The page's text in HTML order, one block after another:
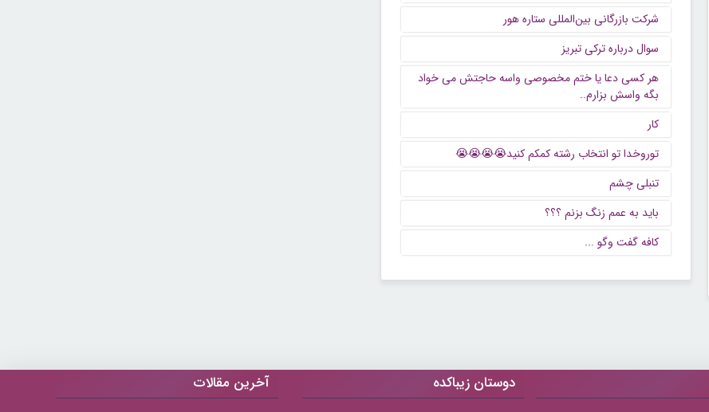
شرکت بازرگانی بین‌المللی ستاره هور
سوال درباره ترکی تبریز
هر کسی دعا یا ختم مخصوصی واسه حاجتش می خواد
بگه واسش بزارم..
کار
توروخدا تو انتخاب رشته کمکم کنید😭😭😭😭
تنبلی چشم
باید به عمم زنگ بزنم ؟؟؟
كافه گفت وگو ...
آخرین مقالات دوستان زیباکده